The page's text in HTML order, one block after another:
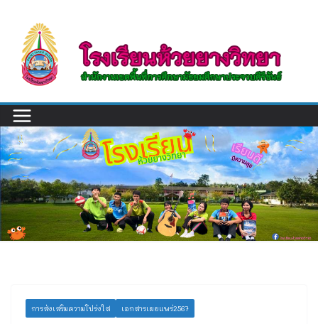
content
การส่งเสริมความโปร่งใส เอกสารเผยแพร่2567